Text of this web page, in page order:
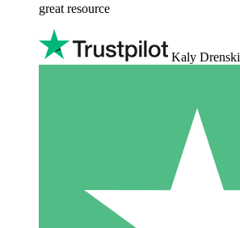
great resource
Kaly Drenski